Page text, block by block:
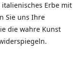
Erbe mit
Sie uns Ihre
die wahre Kunst